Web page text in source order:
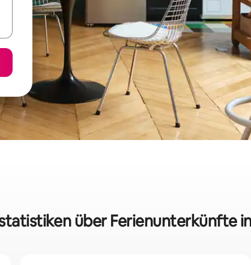
über Ferienunterkünfte